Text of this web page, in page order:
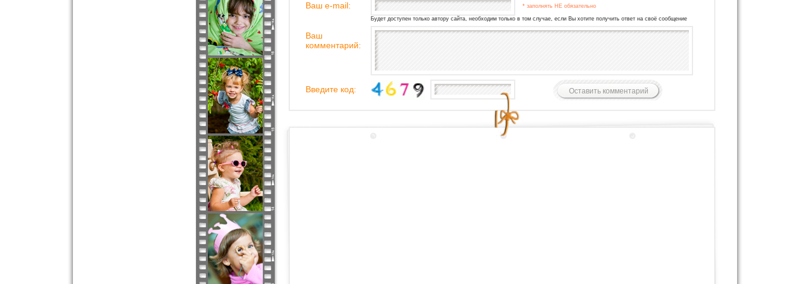
Ваш e-mail: * заполнять НЕ обязательно
Будет доступен только автору сайта, необходим только в том случае, если Вы хотите получить ответ на своё сообщение
Ваш
комментарий:
Введите код: